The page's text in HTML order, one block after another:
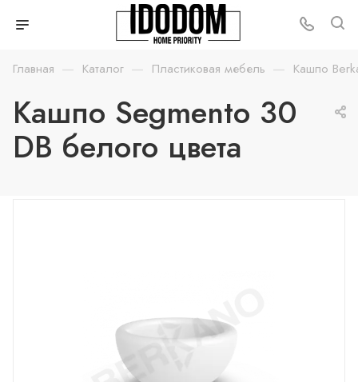
Главная — Каталог — Пластиковая мебель — Кашпо
Кашпо Segmento 30
DB белого цвета